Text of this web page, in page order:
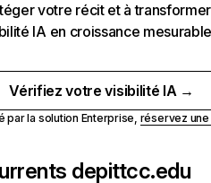
votre récit et à
IA en croissance
Vérifiez votre visibilité IA →
par la solution Enterprise, réservez
depittcc.edu